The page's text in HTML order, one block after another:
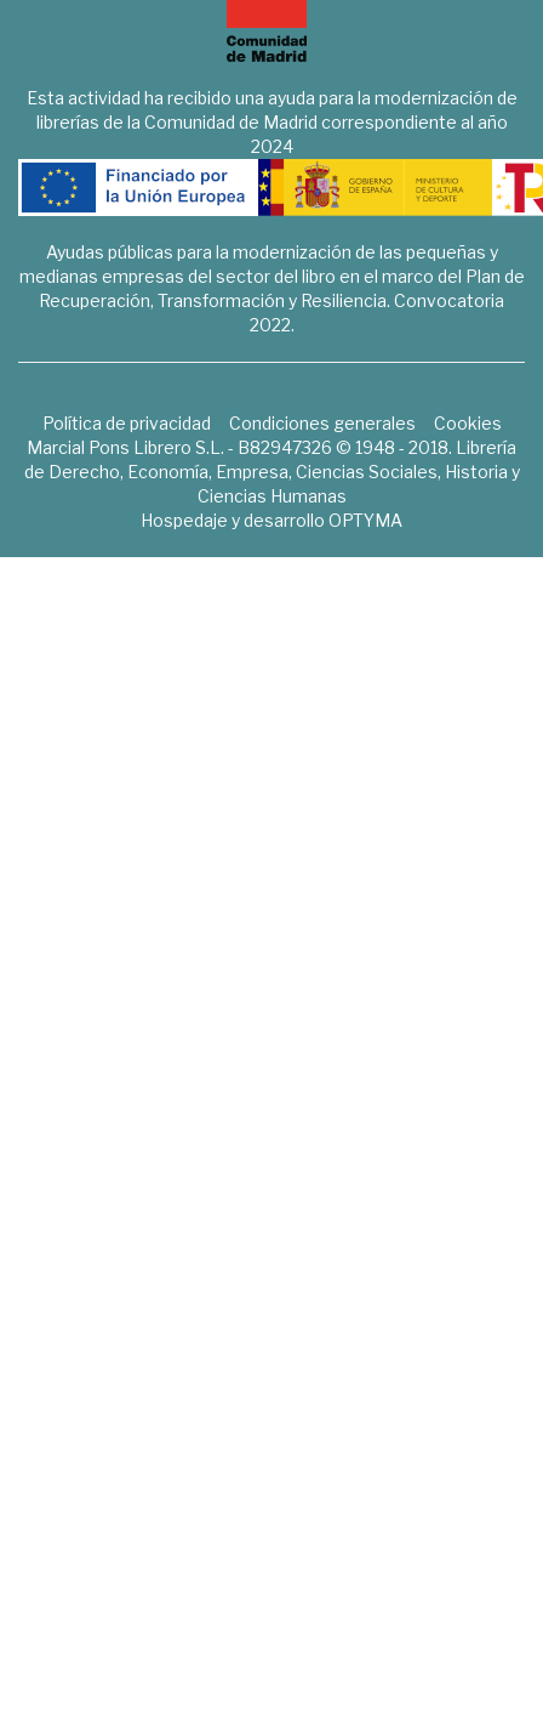
Esta actividad ha recibido una ayuda para la modernización de
librerías de la Comunidad de Madrid correspondiente al año
2024
Ayudas públicas para la modernización de las pequeñas y
medianas empresas del sector del libro en el marco del Plan de
Recuperación, Transformación y Resiliencia. Convocatoria
2022.
Política de privacidad Condiciones generales
Cookies
Marcial Pons Librero S.L. - B82947326 © 1948 - 2018. Librería
de Derecho, Economía, Empresa, Ciencias Sociales, Historia y
Ciencias Humanas
Hospedaje y desarrollo OPTYMA